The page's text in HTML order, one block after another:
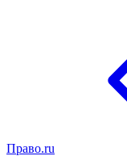
Право.ru